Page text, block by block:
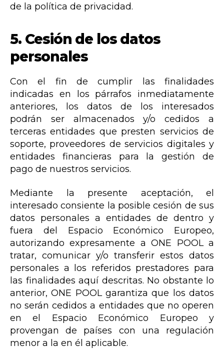
de la política de privacidad.
5. Cesión de los datos
personales
Con el fin de cumplir las finalidades
indicadas en los párrafos inmediatamente
anteriores, los datos de los interesados
podrán ser almacenados y/o cedidos a
terceras entidades que presten servicios de
soporte, proveedores de servicios digitales y
entidades financieras para la gestión de
pago de nuestros servicios.
Mediante la presente aceptación, el
interesado consiente la posible cesión de sus
datos personales a entidades de dentro y
fuera del Espacio Económico Europeo,
autorizando expresamente a ONE POOL a
tratar, comunicar y/o transferir estos datos
personales a los referidos prestadores para
las finalidades aquí descritas. No obstante lo
anterior, ONE POOL garantiza que los datos
no serán cedidos a entidades que no operen
en el Espacio Económico Europeo y
provengan de países con una regulación
menor a la en él aplicable.